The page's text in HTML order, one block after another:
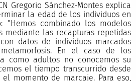
Gregorio Sánchez-Montes explica
la edad de los individuos en
"Hemos combinado los modelos
mediante las recapturas repetidas
datos de individuos marcados
En el caso de los
como adultos no conocemos su
el tiempo transcurrido desde
momento de marcaje. Para eso,